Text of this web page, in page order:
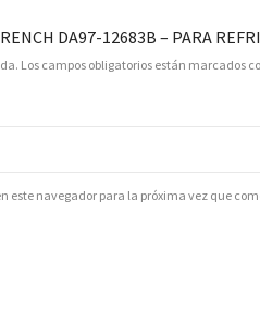
DA97-12683B – PARA
Los campos obligatorios están marcados
este navegador para la próxima vez que